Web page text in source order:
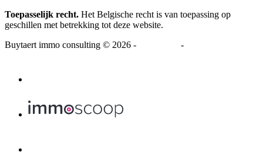
Toepasselijk recht. Het Belgische recht is van toepassing op
geschillen met betrekking tot deze website.
Buytaert immo consulting © 2026 - -